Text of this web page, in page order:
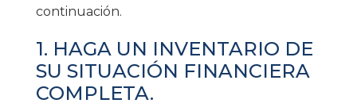
continuación.
1. HAGA UN INVENTARIO DE
SU SITUACIÓN FINANCIERA
COMPLETA.